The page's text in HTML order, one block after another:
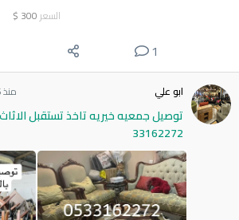
السعر 300
$
1
ابو علي منذ 6 ساعات
33162272